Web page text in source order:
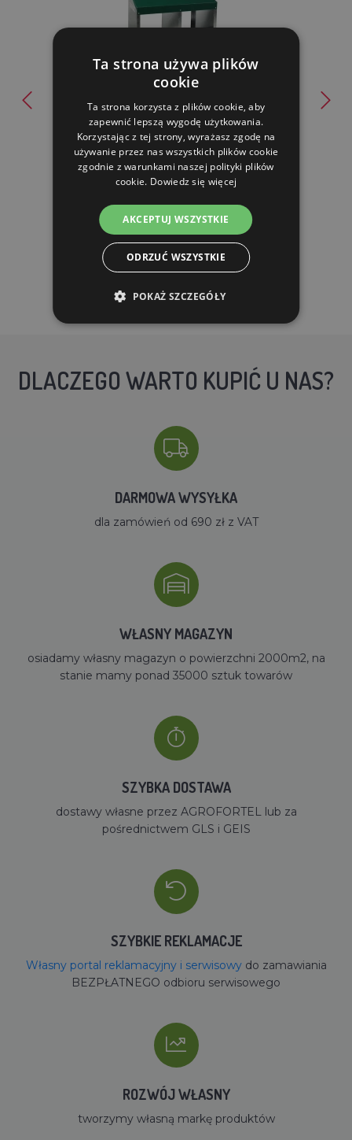
Gniazdo dla dwóch kur
228.60 zl
OCZEKUJEMY: 22.08.
DO KOSZYKA
DLACZEGO WARTO KUPIĆ U NAS?
DARMOWA WYSYŁKA
dla zamówień od 690 zł z VAT
WŁASNY MAGAZYN
osiadamy własny magazyn o powierzchni 2000m2, na
stanie mamy ponad 35000 sztuk towarów
SZYBKA DOSTAWA
dostawy własne przez AGROFORTEL lub za
pośrednictwem GLS i GEIS
SZYBKIE REKLAMACJE
Własny portal reklamacyjny i serwisowydo zamawiania
BEZPŁATNEGO odbioru serwisowego
ROZWÓJ WŁASNY
tworzymy własną markę produktów
Ta strona używa plików
cookie
Ta strona korzysta z plików cookie, aby
zapewnić lepszą wygodę użytkowania.
Korzystając z tej strony, wyrażasz zgodę na
używanie przez nas wszystkich plików cookie
zgodnie z warunkami naszej polityki plików
cookie. Dowiedz się więcej
AKCEPTUJ WSZYSTKIE
ODRZUĆ WSZYSTKIE
POKAŻ SZCZEGÓŁY